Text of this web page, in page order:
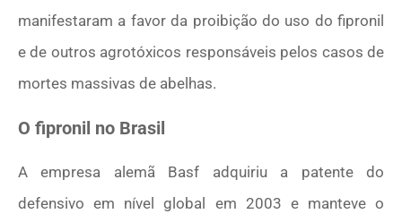
manifestaram a favor da proibição do uso do fipronil
e de outros agrotóxicos responsáveis pelos casos de
mortes massivas de abelhas.
O fipronil no Brasil
A empresa alemã Basf adquiriu a patente do
defensivo em nível global em 2003 e manteve o